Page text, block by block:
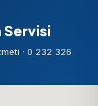
· 0 232 326